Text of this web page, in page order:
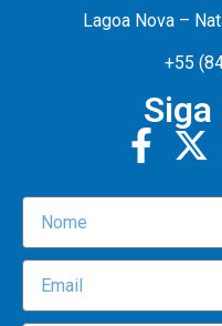
Lagoa Nova –
+55
Siga